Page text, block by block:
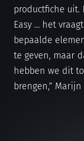
productfiche uit.
Easy … het
bepaalde
te geven, maar
hebben we dit
brengen,”